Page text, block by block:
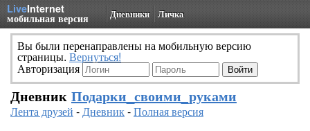
LiveInternet
мобильная версия Дневники Личка
Вы были перенаправлены на мобильную версию
страницы. Вернуться!
Авторизация
Дневник Подарки_своими_руками
Лента друзей -Дневник-Полная версия